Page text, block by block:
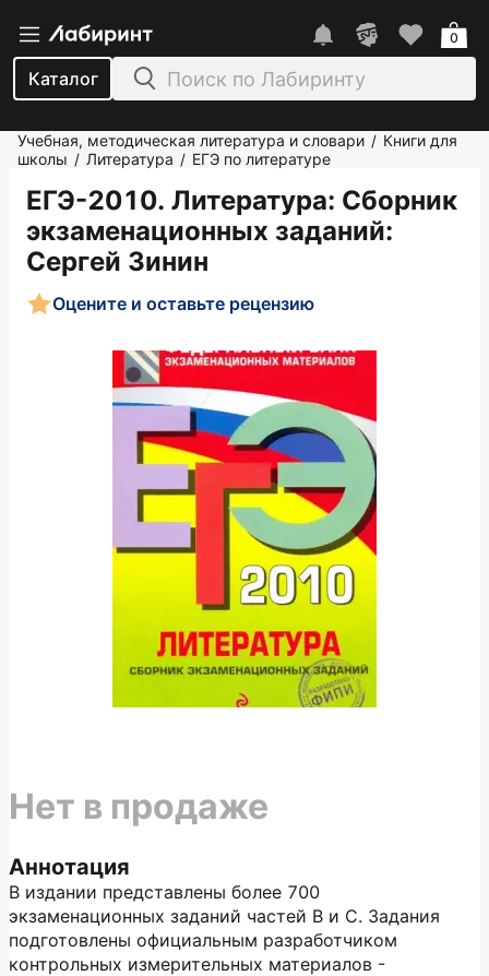
Каталог
0
Учебная, методическая литература и словари / Книги для
школы / Литература / ЕГЭ по литературе
ЕГЭ-2010. Литература: Сборник
экзаменационных заданий:
Сергей Зинин
Оцените и оставьте рецензию
Аннотация
В издании представлены более 700
экзаменационных заданий частей В и С. Задания
подготовлены официальным разработчиком
контрольных измерительных материалов -
Нет в продаже